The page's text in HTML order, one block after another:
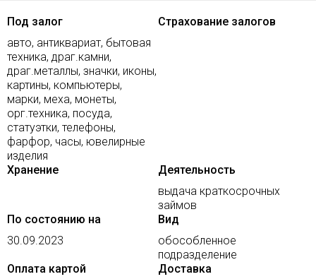
Под залог
авто, антиквариат, бытовая
техника, драг.камни,
драг.металлы, значки, иконы,
картины, компьютеры,
марки, меха, монеты,
орг.техника, посуда,
статуэтки, телефоны,
фарфор, часы, ювелирные
изделия
Страхование залогов
Хранение
Деятельность
выдача краткосрочных
займов
По состоянию на
30.09.2023
Вид
обособленное
подразделение
Оплата картой
Доставка